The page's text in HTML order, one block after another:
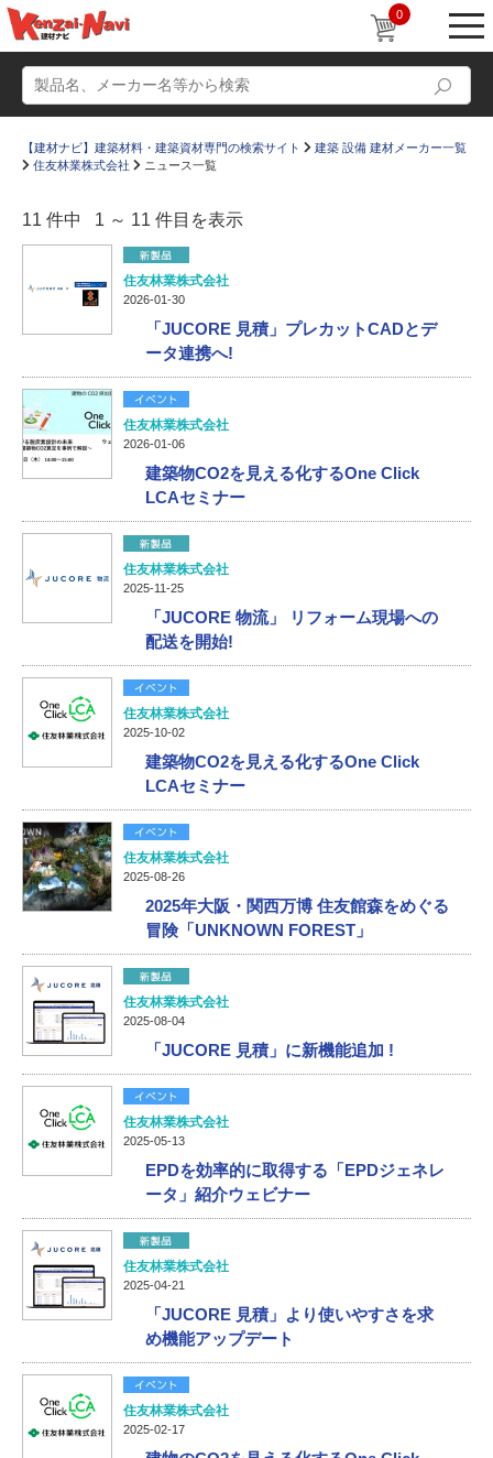
0
コラム
Q＆A
お気に入り
【建材ナビ】建築材料・建築資材専門の検索サイト
建築 設備 建材メーカー一覧
住友林業株式会社
ニュース一覧
11 件中 1 ～ 11 件目を表示
住友林業株式会社
2026-01-30
「JUCORE 見積」プレカットCADとデ
ータ連携へ!
住友林業株式会社
2026-01-06
建築物CO2を見える化するOne Click
LCAセミナー
住友林業株式会社
2025-11-25
「JUCORE 物流」 リフォーム現場への
配送を開始!
住友林業株式会社
2025-10-02
建築物CO2を見える化するOne Click
LCAセミナー
住友林業株式会社
2025-08-26
2025年大阪・関西万博 住友館森をめぐる
冒険「UNKNOWN FOREST」
住友林業株式会社
2025-08-04
「JUCORE 見積」に新機能追加 !
住友林業株式会社
2025-05-13
EPDを効率的に取得する「EPDジェネレ
ータ」紹介ウェビナー
住友林業株式会社
2025-04-21
「JUCORE 見積」より使いやすさを求
め機能アップデート
住友林業株式会社
2025-02-17